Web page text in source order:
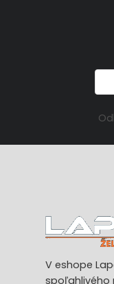
V eshope
spoľahlivého